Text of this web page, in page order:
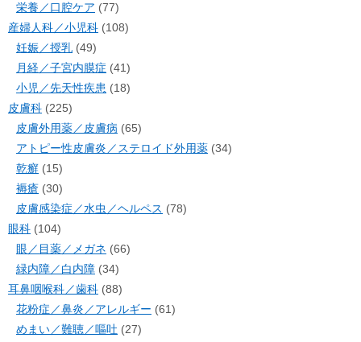
栄養／口腔ケア (77)
産婦人科／小児科 (108)
妊娠／授乳 (49)
月経／子宮内膜症 (41)
小児／先天性疾患 (18)
皮膚科 (225)
皮膚外用薬／皮膚病 (65)
アトピー性皮膚炎／ステロイド外用薬 (34)
乾癬 (15)
褥瘡 (30)
皮膚感染症／水虫／ヘルペス (78)
眼科 (104)
眼／目薬／メガネ (66)
緑内障／白内障 (34)
耳鼻咽喉科／歯科 (88)
花粉症／鼻炎／アレルギー (61)
めまい／難聴／嘔吐 (27)